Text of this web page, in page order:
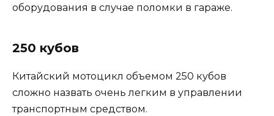
оборудования в случае поломки в гараже.
250 кубов
Китайский мотоцикл объемом 250 кубов
сложно назвать очень легким в управлении
транспортным средством.